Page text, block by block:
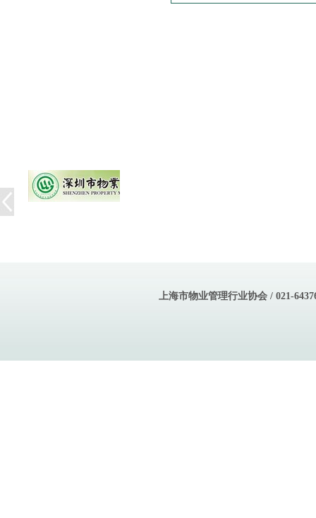
上海市物业管理行业协会 / 021-